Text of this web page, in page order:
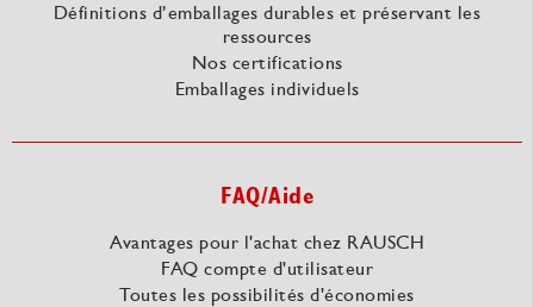
Définitions d’emballages durables et préservant les
ressources
Nos certifications
Emballages individuels
FAQ/Aide
Avantages pour l'achat chez RAUSCH
FAQ compte d'utilisateur
Toutes les possibilités d'économies